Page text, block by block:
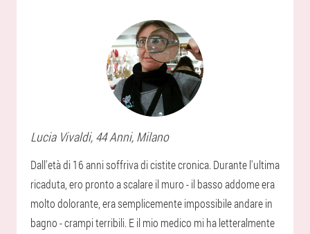
Lucia Vivaldi, 44 Anni, Milano
Dall'età di 16 anni soffriva di cistite cronica. Durante l'ultima
ricaduta, ero pronto a scalare il muro - il basso addome era
molto dolorante, era semplicemente impossibile andare in
bagno - crampi terribili. E il mio medico mi ha letteralmente